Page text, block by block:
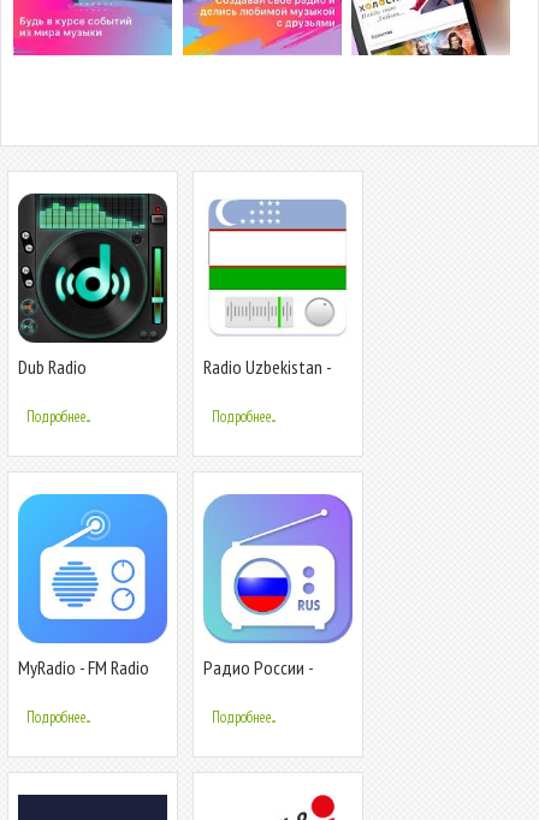
Dub Radio
Подробнее...
Radio Uzbekistan -
Подробнее...
MyRadio - FM Radio
Stations
Подробнее...
Радио России -
Подробнее...